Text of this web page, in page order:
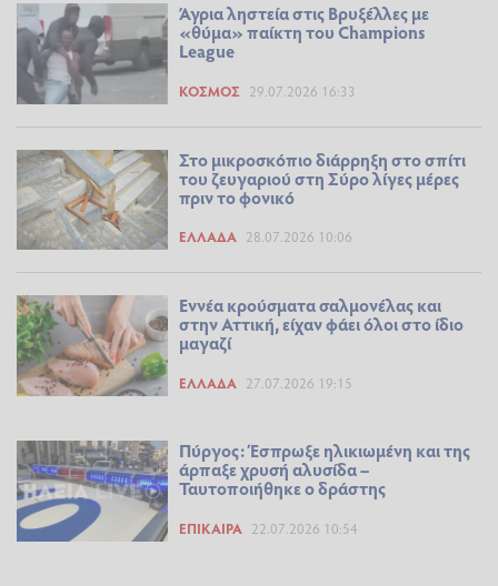
Άγρια ληστεία στις Βρυξέλλες με
«θύμα» παίκτη του Champions
League
ΚΌΣΜΟΣ 29.07.2026 16:33
Στο μικροσκόπιο διάρρηξη στο σπίτι
του ζευγαριού στη Σύρο λίγες μέρες
πριν το φονικό
ΕΛΛΆΔΑ 28.07.2026 10:06
Εννέα κρούσματα σαλμονέλας και
στην Αττική, είχαν φάει όλοι στο ίδιο
μαγαζί
ΕΛΛΆΔΑ 27.07.2026 19:15
Πύργος: Έσπρωξε ηλικιωμένη και της
άρπαξε χρυσή αλυσίδα –
Ταυτοποιήθηκε ο δράστης
ΕΠΊΚΑΙΡΑ 22.07.2026 10:54